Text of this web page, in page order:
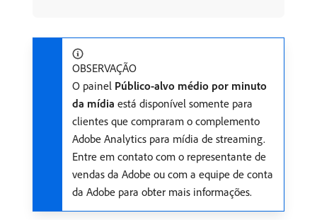
OBSERVAÇÃO
O painel Público-alvo médio por minuto
da mídia está disponível somente para
clientes que compraram o complemento
Adobe Analytics para mídia de streaming.
Entre em contato com o representante de
vendas da Adobe ou com a equipe de conta
da Adobe para obter mais informações.